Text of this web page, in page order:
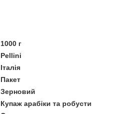
1000 г
Pellini
Італія
Пакет
Зерновий
Купаж арабіки та робусти